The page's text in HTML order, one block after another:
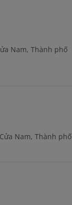
Nam, Thành phố
Nam, Thành phố